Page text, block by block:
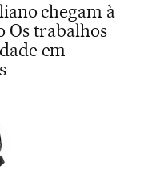
chegam à
Os trabalhos
em